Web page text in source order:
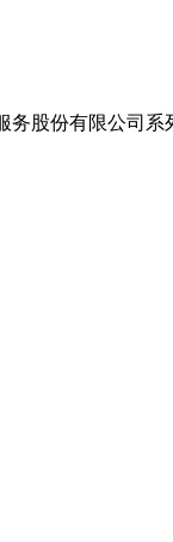
股份有限公司